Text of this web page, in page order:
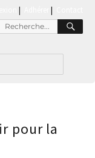
|
pour la